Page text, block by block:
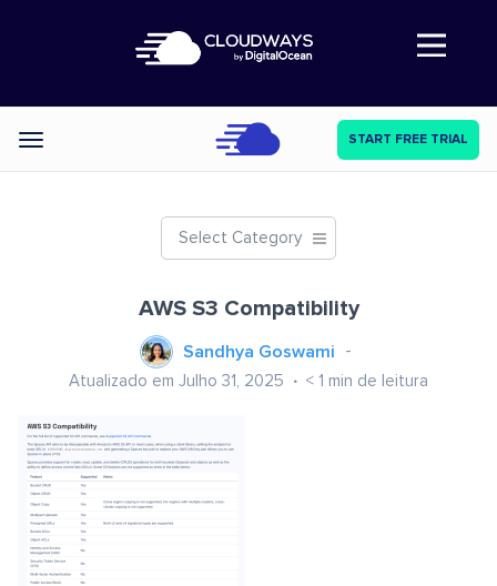
Abre a navegação
Categories START FREE TRIAL
Select Category
AWS S3 Compatibility
Sandhya Goswami
Atualizado em Julho 31, 2025 < 1 min de leitura